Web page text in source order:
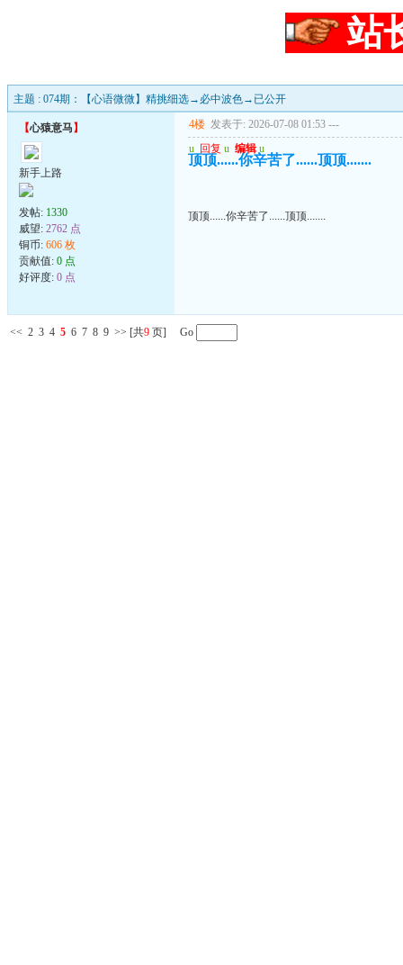
站
主题 : 074期：【心语微微】精挑细选→必中波色→已公开
【心猿意马 】
新手上路
发帖: 1330
威望: 2762 点
铜币: 606 枚
贡献值: 0 点
好评度: 0 点
4楼 发表于: 2026-07-08 01:53 ---
u 回复 u 编辑 u
顶顶......你辛苦了......顶顶.......
顶顶......你辛苦了......顶顶.......
<< 2 3 4 5 6 7 8 9 >> [共9 页] Go